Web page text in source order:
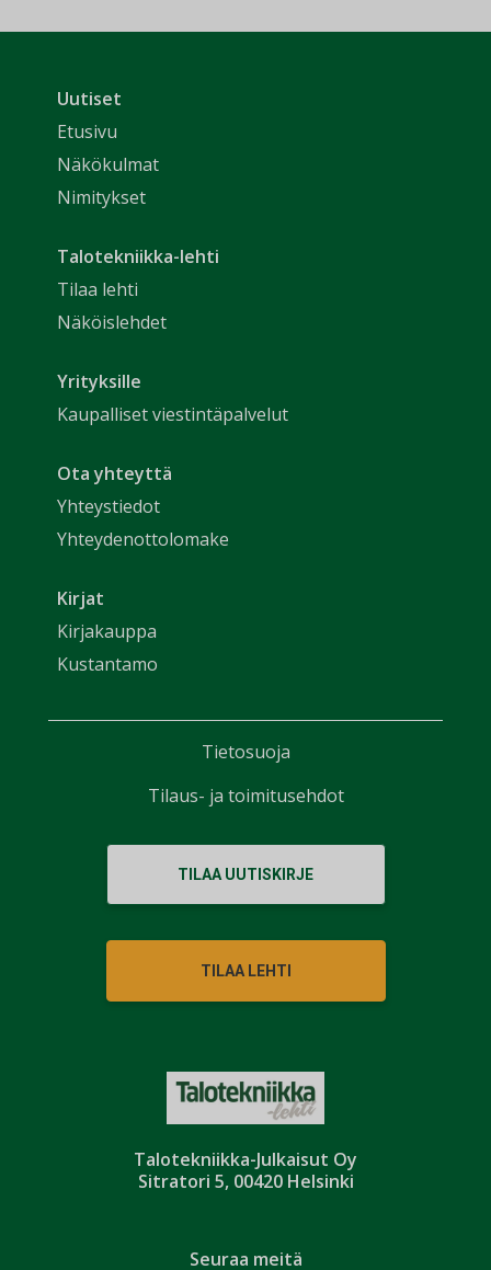
Talotekniikka-Julkaisut Oy
Sitratori 5, 00420 Helsinki
Uutiset
Etusivu
Näkökulmat
Nimitykset
Talotekniikka-lehti
Tilaa lehti
Näköislehdet
Yrityksille
Kaupalliset viestintäpalvelut
Ota yhteyttä
Yhteystiedot
Yhteydenottolomake
Kirjat
Kirjakauppa
Kustantamo
TILAA UUTISKIRJE
TILAA LEHTI
Seuraa meitä
Tietosuoja
Tilaus- ja toimitusehdot